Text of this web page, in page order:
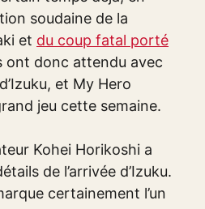
soudaine de la
et du coup fatal porté
ont donc attendu avec
et My Hero
jeu cette semaine.
Kohei Horikoshi a
de l’arrivée d’Izuku.
certainement l’un